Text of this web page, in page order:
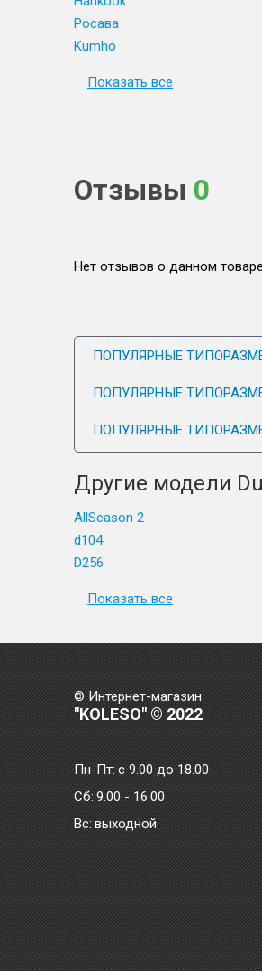
Росава
Kumho
Показать все
Отзывы 0
Нет отзывов о данном
ПОПУЛЯРНЫЕ
ПОПУЛЯРНЫЕ
ПОПУЛЯРНЫЕ
Другие модели
AllSeason 2
d104
D256
Показать все
© Интернет-магазин
"KOLESO" © 2022
Пн-Пт:с 9.00 до 18.00
Сб: 9.00 - 16.00
Bc: выходной